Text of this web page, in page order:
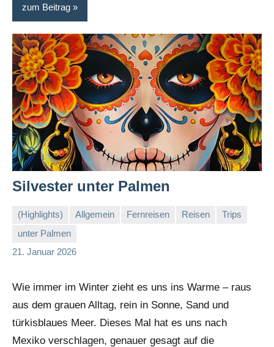
zum Beitrag
Silvester unter Palmen
(Highlights) Allgemein Fernreisen Reisen
Trips
unter Palmen
21. Januar 2026
Wie immer im Winter zieht es uns ins Warme – raus
aus dem grauen Alltag, rein in Sonne, Sand und
türkisblaues Meer. Dieses Mal hat es uns nach
Mexiko verschlagen, genauer gesagt auf die